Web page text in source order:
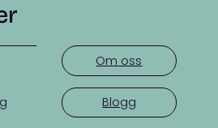
Om oss
Blogg